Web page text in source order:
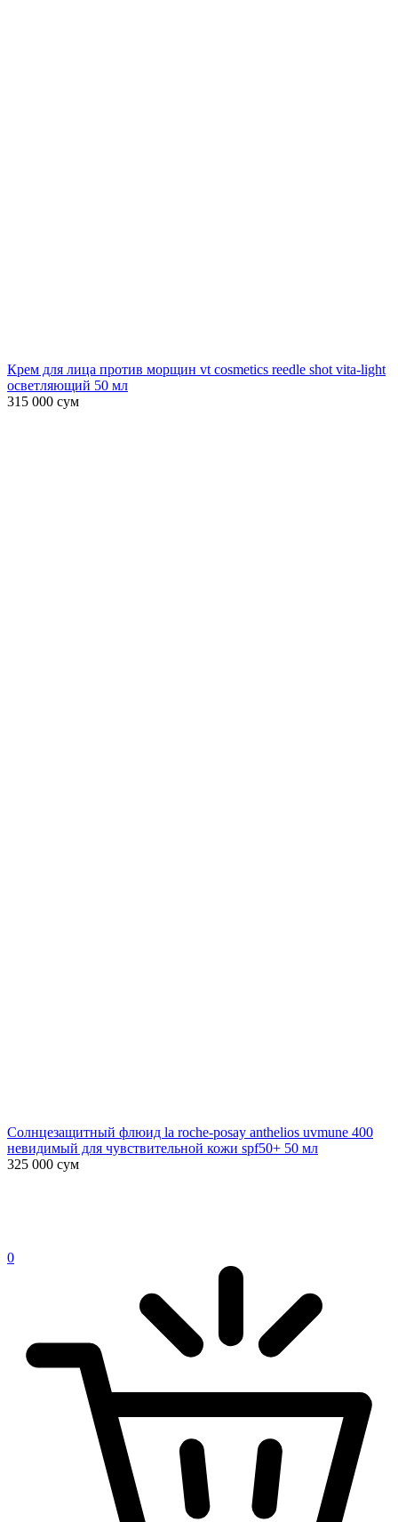
Крем для лица против морщин vt cosmetics reedle shot vita-light
осветляющий 50 мл
315 000 сум
Солнцезащитный флюид la roche-posay anthelios uvmune 400
невидимый для чувствительной кожи spf50+ 50 мл
325 000 сум
0